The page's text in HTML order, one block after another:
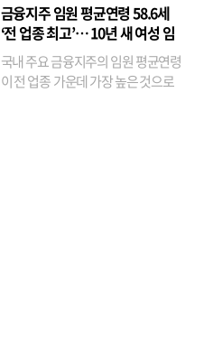
금융지주 임원 평균연령 58.6세
‘전 업종 최고’… 10년 새 여성 임
원은 14배 껑충
국내 주요 금융지주의 임원 평균연령
이 전 업종 가운데 가장 높은 것으로